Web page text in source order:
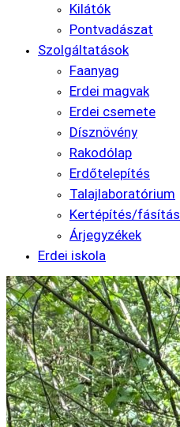
Kilátók
Pontvadászat
Szolgáltatások
Faanyag
Erdei magvak
Erdei csemete
Dísznövény
Rakodólap
Erdőtelepítés
Talajlaboratórium
Kertépítés/fásítás
Árjegyzékek
Erdei iskola